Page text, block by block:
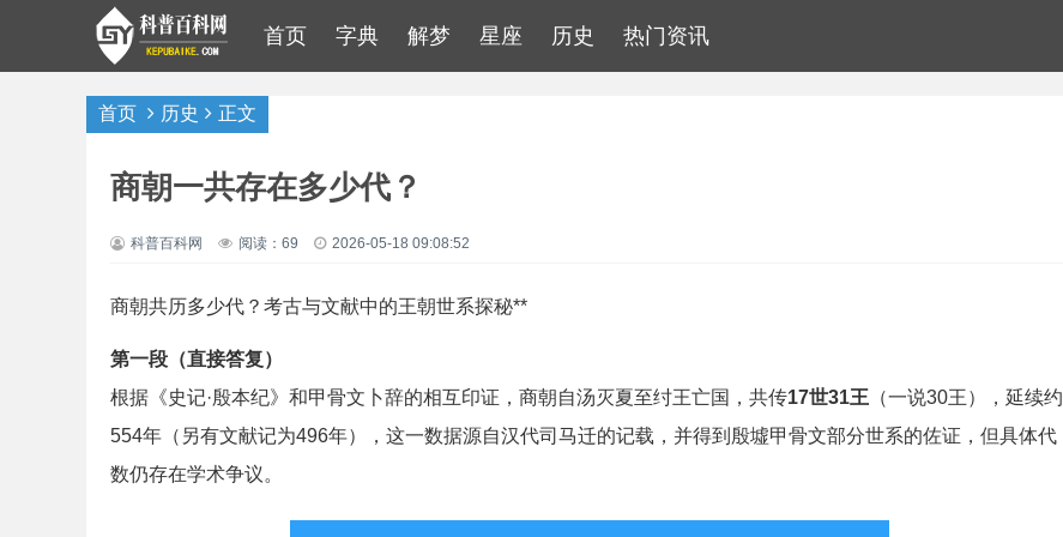
首页 字典 解梦 星座 历史 热门资讯
首页 历史 正文
商朝一共存在多少代？
科普百科网 阅读：69 2026-05-18 09:08:52
商朝共历多少代？考古与文献中的王朝世系探秘**
第一段（直接答复）
根据《史记·殷本纪》和甲骨文卜辞的相互印证，商朝自汤灭夏至纣王亡国，共传17世31王 （一说30王），延续约
554年（另有文献记为496年），这一数据源自汉代司马迁的记载，并得到殷墟甲骨文部分世系的佐证，但具体代
数仍存在学术争议。